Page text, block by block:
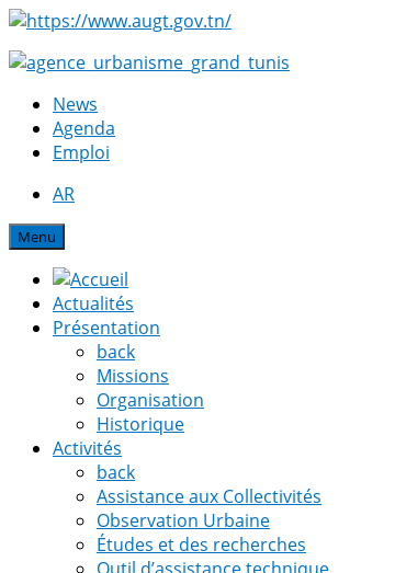
News
Agenda
Emploi
AR
Menu
Actualités
Présentation
back
Missions
Organisation
Historique
Activités
back
Assistance aux Collectivités
Observation Urbaine
Études et des recherches